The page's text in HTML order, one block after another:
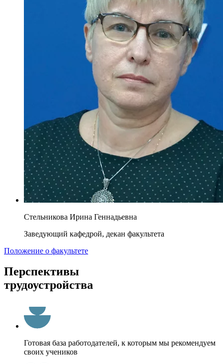
Стельникова Ирина Геннадьевна
Заведующий кафедрой, декан факультета
Положение о факультете
Перспективы
трудоустройства
Готовая база работодателей, к которым мы рекомендуем
своих учеников